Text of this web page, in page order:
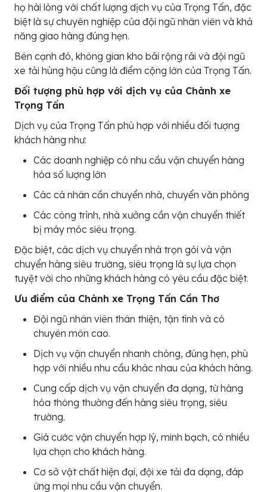
họ hài lòng với chất lượng dịch vụ của Trọng Tấn, đặc
biệt là sự chuyên nghiệp của đội ngũ nhân viên và khả
năng giao hàng đúng hẹn.
Bên cạnh đó, không gian kho bãi rộng rãi và đội ngũ
xe tải hùng hậu cũng là điểm cộng lớn của Trọng Tấn.
Đối tượng phù hợp với dịch vụ của Chành xe
Trọng Tấn
Dịch vụ của Trọng Tấn phù hợp với nhiều đối tượng
khách hàng như:
Các doanh nghiệp có nhu cầu vận chuyển hàng
hóa số lượng lớn
Các cá nhân cần chuyển nhà, chuyển văn phòng
Các công trình, nhà xưởng cần vận chuyển thiết
bị máy móc siêu trọng.
Đặc biệt, các dịch vụ chuyển nhà trọn gói và vận
chuyển hàng siêu trường, siêu trọng là sự lựa chọn
tuyệt vời cho những khách hàng có yêu cầu đặc biệt.
Ưu điểm của Chành xe Trọng Tấn Cần Thơ
Đội ngũ nhân viên thân thiện, tận tình và có
chuyên môn cao.
Dịch vụ vận chuyển nhanh chóng, đúng hẹn, phù
hợp với nhiều nhu cầu khác nhau của khách hàng.
Cung cấp dịch vụ vận chuyển đa dạng, từ hàng
hóa thông thường đến hàng siêu trọng, siêu
trường.
Giá cước vận chuyển hợp lý, minh bạch, có nhiều
lựa chọn cho khách hàng.
Cơ sở vật chất hiện đại, đội xe tải đa dạng, đáp
ứng mọi nhu cầu vận chuyển.